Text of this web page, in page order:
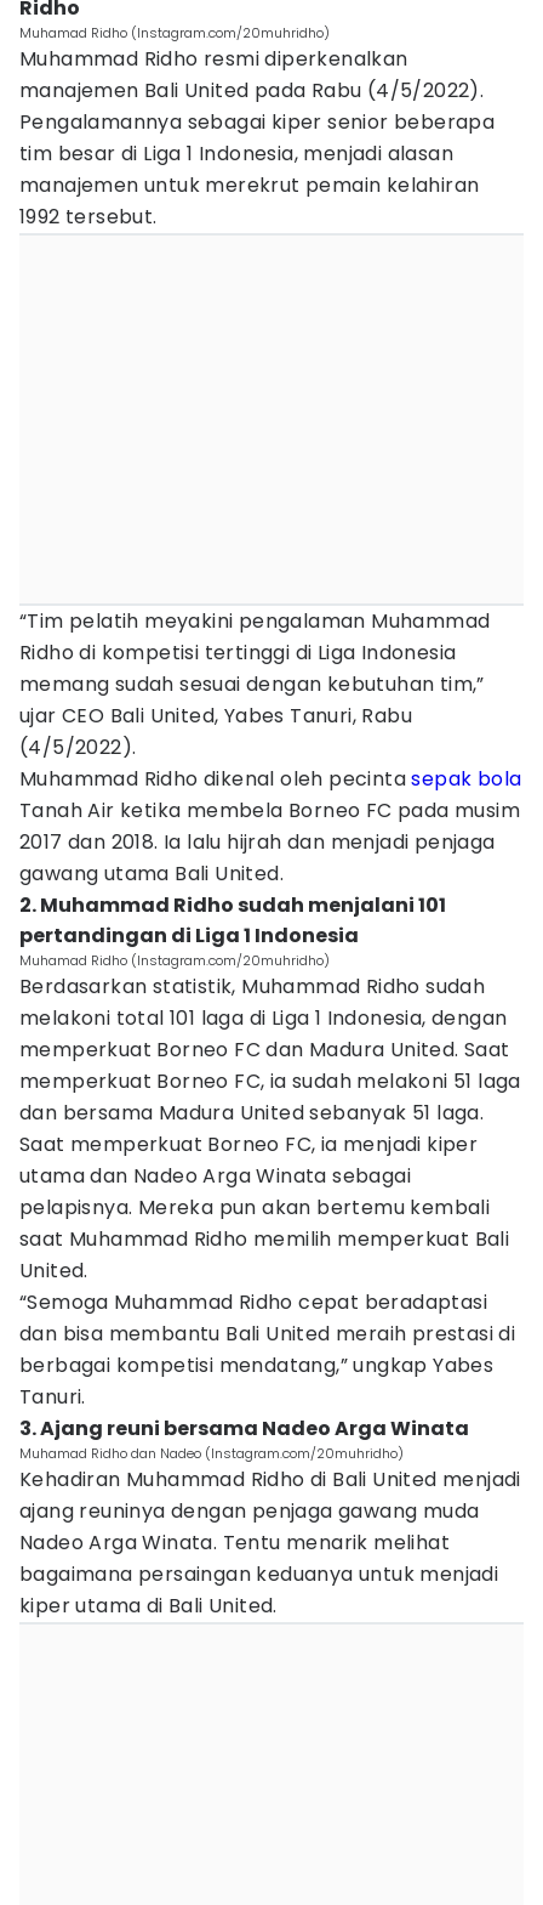
Ridho
Muhamad Ridho (Instagram.com/20muhridho)
Muhammad Ridho resmi diperkenalkan
manajemen Bali United pada Rabu (4/5/2022).
Pengalamannya sebagai kiper senior beberapa
tim besar di Liga 1 Indonesia, menjadi alasan
manajemen untuk merekrut pemain kelahiran
1992 tersebut.
“Tim pelatih meyakini pengalaman Muhammad
Ridho di kompetisi tertinggi di Liga Indonesia
memang sudah sesuai dengan kebutuhan tim,”
ujar CEO Bali United, Yabes Tanuri, Rabu
(4/5/2022).
Muhammad Ridho dikenal oleh pecintasepak bola
Tanah Air ketika membela Borneo FC pada musim
2017 dan 2018. Ia lalu hijrah dan menjadi penjaga
gawang utama Bali United.
2. Muhammad Ridho sudah menjalani 101
pertandingan di Liga 1 Indonesia
Muhamad Ridho (Instagram.com/20muhridho)
Berdasarkan statistik, Muhammad Ridho sudah
melakoni total 101 laga di Liga 1 Indonesia, dengan
memperkuat Borneo FC dan Madura United. Saat
memperkuat Borneo FC, ia sudah melakoni 51 laga
dan bersama Madura United sebanyak 51 laga.
Saat memperkuat Borneo FC, ia menjadi kiper
utama dan Nadeo Arga Winata sebagai
pelapisnya. Mereka pun akan bertemu kembali
saat Muhammad Ridho memilih memperkuat Bali
United.
“Semoga Muhammad Ridho cepat beradaptasi
dan bisa membantu Bali United meraih prestasi di
berbagai kompetisi mendatang,” ungkap Yabes
Tanuri.
3. Ajang reuni bersama Nadeo Arga Winata
Muhamad Ridho dan Nadeo (Instagram.com/20muhridho)
Kehadiran Muhammad Ridho di Bali United menjadi
ajang reuninya dengan penjaga gawang muda
Nadeo Arga Winata. Tentu menarik melihat
bagaimana persaingan keduanya untuk menjadi
kiper utama di Bali United.